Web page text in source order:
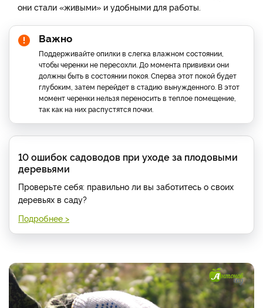
они стали «живыми» и удобными для работы.
Важно
Поддерживайте опилки в слегка влажном состоянии,
чтобы черенки не пересохли. До момента прививки они
должны быть в состоянии покоя. Сперва этот покой будет
глубоким, затем перейдет в стадию вынужденного. В этот
момент черенки нельзя переносить в теплое помещение,
так как на них распустятся почки.
10 ошибок садоводов при уходе за плодовыми
деревьями
Проверьте себя: правильно ли вы заботитесь о своих
деревьях в саду?
Подробнее >